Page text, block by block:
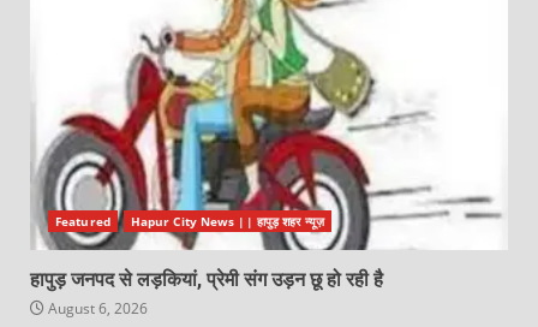
Featured Hapur City News || हापुड़ शहर न्यूज़
हापुड़ जनपद से लड़कियां, प्रेमी संग उड़न छू हो रही है
August 6, 2026